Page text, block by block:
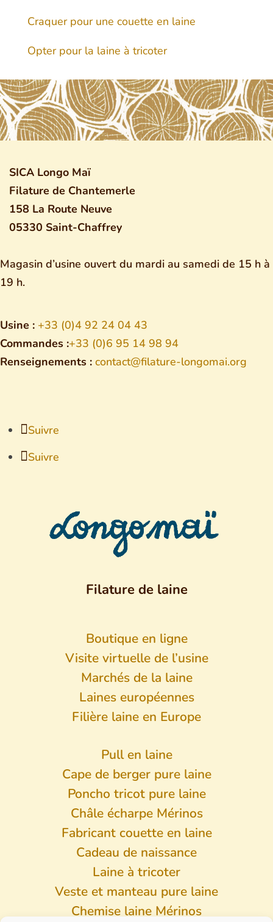
Craquer pour une couette en laine
Opter pour la laine à tricoter
SICA Longo Maï
Filature de Chantemerle
158 La Route Neuve
05330 Saint-Chaffrey
Magasin d’usine ouvert du mardi au samedi de 15 h à
19 h.
Usine : +33 (0)4 92 24 04 43
Commandes :+33 (0)6 95 14 98 94
Renseignements : contact@filature-longomai.org
Suivre
Suivre
Filature de laine
Boutique en ligne
Visite virtuelle de l’usine
Marchés de la laine
Laines européennes
Filière laine en Europe
Pull en laine
Cape de berger pure laine
Poncho tricot pure laine
Châle écharpe Mérinos
Fabricant couette en laine
Cadeau de naissance
Laine à tricoter
Veste et manteau pure laine
Chemise laine Mérinos